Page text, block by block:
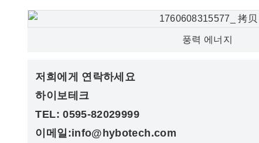
풍력 에너지
저희에게 연락하세요
하이보테크
TEL: 0595-82029999
이메일:info@hybotech.com